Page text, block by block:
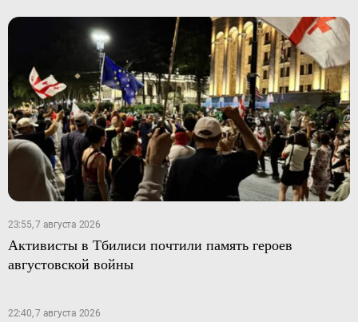
23:55, 7 августа 2026
Активисты в Тбилиси почтили память героев
августовской войны
22:40, 7 августа 2026